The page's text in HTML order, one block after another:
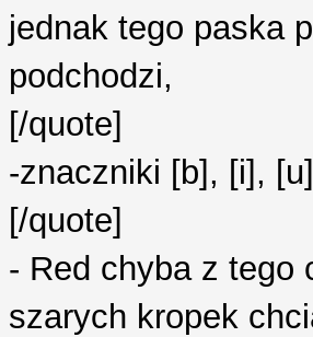
jednak tego paska
podchodzi,
[/quote]
-znaczniki [b], [i],
[/quote]
- Red chyba z tego
szarych kropek